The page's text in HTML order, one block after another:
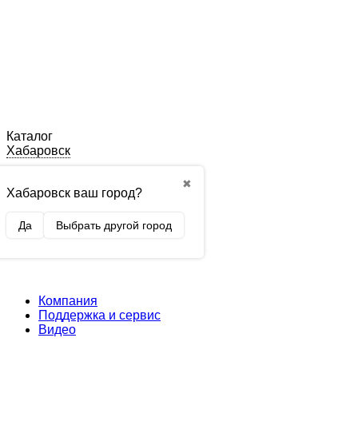
Каталог
Хабаровск
✖
Хабаровск ваш город?
Да Выбрать другой город
Компания
Поддержка и сервис
Видео